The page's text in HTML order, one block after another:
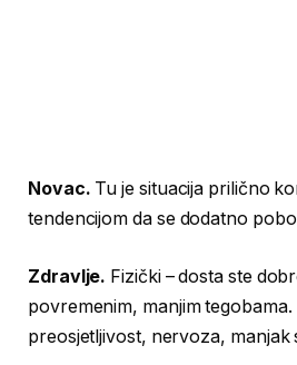
Novac. Tu je situacija prilično
tendencijom da se dodatno
Zdravlje. Fizički – dosta ste
povremenim, manjim
preosjetljivost, nervoza, manjak